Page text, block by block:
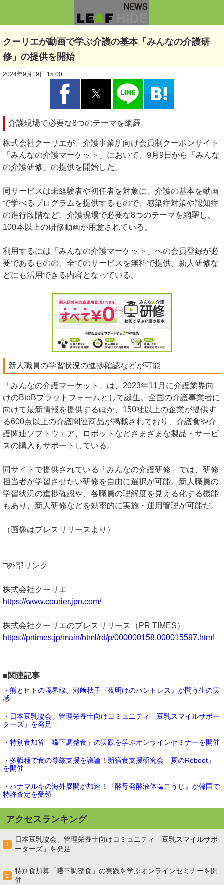
クーリエが動画で学ぶ介護の基本「みんなの介護研
修」の提供を開始
2024年9月19日 15:00
介護現場で必要な8つのテーマを網羅
株式会社クーリエが、介護事業所向け会員制クーポンサイト
「みんなの介護マーケット」において、9月9日から「みんな
の介護研修」の提供を開始した。
同サービスは未経験者や初任者を対象に、介護の基本を動画
で学べるプログラムを提供するもので、感染症対策や認知症
の進行段階など、介護現場で必要な8つのテーマを網羅し、
100本以上の研修動画が用意されている。
利用するには「みんなの介護マーケット」への会員登録が必
要であるものの、全てのサービスを無料で提供。新人研修な
どにも活用できる内容となっている。
新人職員の学習状況の進捗確認などが可能
「みんなの介護マーケット」は、2023年11月に介護業界向
けのBtoBプラットフォームとして誕生。全国の介護事業者に
向けて最新情報を提供するほか、150社以上の企業が提供す
る600点以上の介護関連商品が掲載されており、介護食や介
護関連ソフトウェア、ロボットなどさまざまな製品・サービ
スの購入もサポートしている。
同サイトで提供されている「みんなの介護研修」では、研修
担当者が学習させたい研修を自由に選択が可能。新人職員の
学習状況の進捗確認や、各職員の理解度を見える化する機能
もあり、新人研修などを効率的に実施・運用管理が可能だ。
（画像はプレスリリースより）
□外部リンク
株式会社クーリエ
https://www.courier.jpn.com/
株式会社クーリエのプレスリリース（PR TIMES）
https://prtimes.jp/main/html/rd/p/000000158.000015597.html
■関連記事
・熊とヒトの境界線。河﨑秋子『夜明けのハントレス』が問う生の実
感
・日本豆乳協会、管理栄養士向けコミュニティ「豆乳スマイルサポー
ターズ」を発足
・特別食加算「嚥下調整食」の実践を学ぶオンラインセミナーを開催
・多職種で食の尊厳支援を議論！新宿食支援研究会「夏のReboot」
を開催
・ハナマルキの海外展開が加速！『酵母発酵液体塩こうじ』が韓国で
特許査定を受領
アクセスランキング
1
日本豆乳協会、管理栄養士向けコミュニティ「豆乳スマイルサポ
ーターズ」を発足
2
特別食加算「嚥下調整食」の実践を学ぶオンラインセミナーを開
催